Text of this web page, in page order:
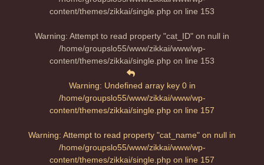
content/themes/zikkai/single.php on line 153
Warning: Attempt to read property "cat_ID" on null in
/home/groupslo55/www/zikkai/www/wp-
content/themes/zikkai/single.php on line 153
Warning: Undefined array key 0 in
/home/groupslo55/www/zikkai/www/wp-
content/themes/zikkai/single.php on line 157
Warning: Attempt to read property "cat_name" on null in
/home/groupslo55/www/zikkai/www/wp-
content/themes/zikkai/single.php on line 157